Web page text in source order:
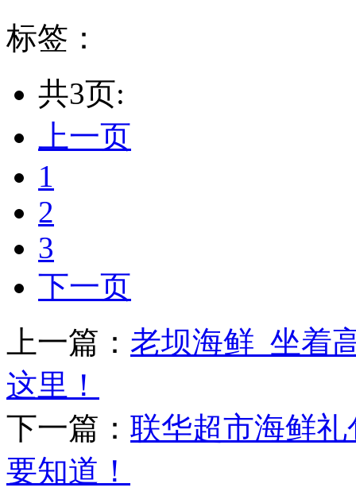
标签：
共3页:
上一页
1
2
3
下一页
上一篇： 老坝海鲜_坐着
这里！
下一篇： 联华超市海鲜
要知道！